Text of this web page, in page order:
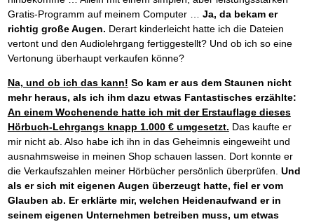
Finanzielle Freiheit trotz InsolvenzTIPP
80% Ihrer Einnahmen behalten
Wie man mit Pfändungen umgeht BRANDNEU
Schnell und kompakt
Schach der SCHUFA FRISCH EINGETROFFEN
Schnell eine saubere SCHUFA
Das richtige Post-Know-How NEUERSCHEINUNG
Ihren Zeitgewinn maximieren
GbR als Einzelperson gründen
Gratis-Programm auf meinem Computer … Ja, da bekam er
richtig große Augen. Derart kinderleicht hatte ich die Dateien
vertont und den Audiolehrgang fertiggestellt? Und ob ich so eine
Vertonung überhaupt verkaufen könne?
Na, und ob ich das kann! So kam er aus dem Staunen nicht
mehr heraus, als ich ihm dazu etwas Fantastisches erzählte:
An einem Wochenende hatte ich mit der Erstauflage dieses
Hörbuch-Lehrgangs knapp 1.000 € umgesetzt. Das kaufte er
mir nicht ab. Also habe ich ihn in das Geheimnis eingeweiht und
ausnahmsweise in meinen Shop schauen lassen. Dort konnte er
die Verkaufszahlen meiner Hörbücher persönlich überprüfen. Und
als er sich mit eigenen Augen überzeugt hatte, fiel er vom
Glauben ab. Er erklärte mir, welchen Heidenaufwand er in
seinem eigenen Unternehmen betreiben muss, um etwas